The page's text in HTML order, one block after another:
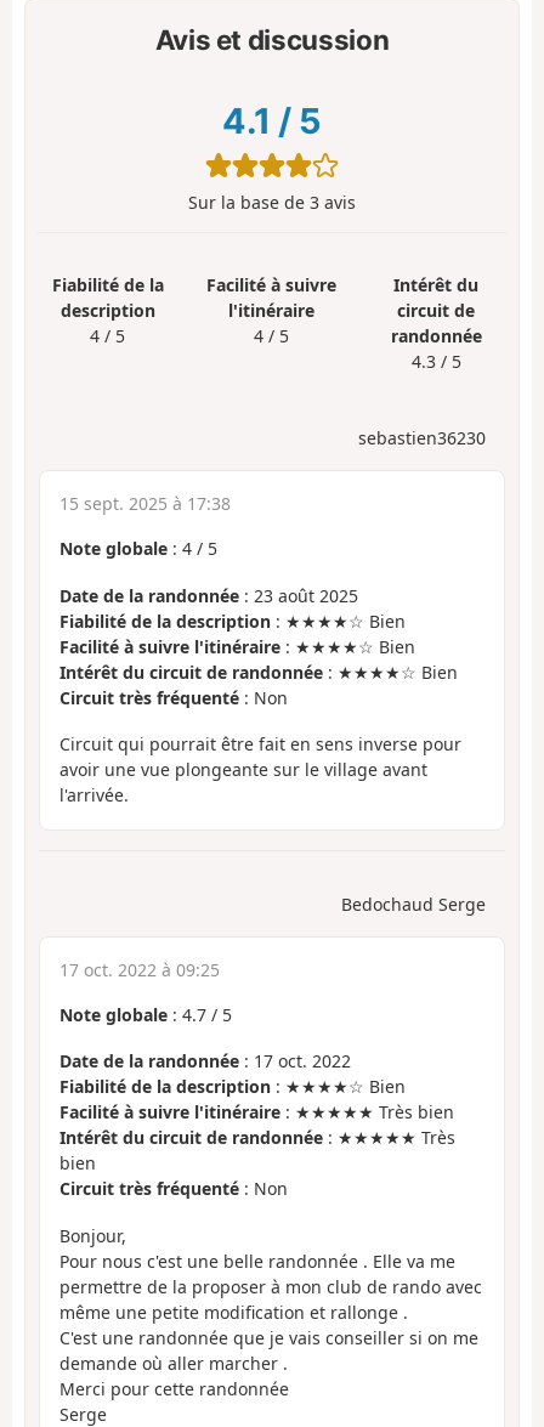
Avis et discussion
4.1 / 5
Sur la base de 3 avis
Fiabilité de la
description
4 / 5
Facilité à suivre
l'itinéraire
4 / 5
Intérêt du
circuit de
randonnée
4.3 / 5
sebastien36230
15 sept. 2025 à 17:38
Note globale : 4 / 5
Date de la randonnée : 23 août 2025
Fiabilité de la description : ★★★★☆ Bien
Facilité à suivre l'itinéraire : ★★★★☆ Bien
Intérêt du circuit de randonnée : ★★★★☆ Bien
Circuit très fréquenté : Non
Circuit qui pourrait être fait en sens inverse pour
avoir une vue plongeante sur le village avant
l'arrivée.
Bedochaud Serge
17 oct. 2022 à 09:25
Note globale : 4.7 / 5
Date de la randonnée : 17 oct. 2022
Fiabilité de la description : ★★★★☆ Bien
Facilité à suivre l'itinéraire : ★★★★★ Très bien
Intérêt du circuit de randonnée : ★★★★★ Très
bien
Circuit très fréquenté : Non
Bonjour,
Pour nous c'est une belle randonnée . Elle va me
permettre de la proposer à mon club de rando avec
même une petite modification et rallonge .
C'est une randonnée que je vais conseiller si on me
demande où aller marcher .
Merci pour cette randonnée
Serge